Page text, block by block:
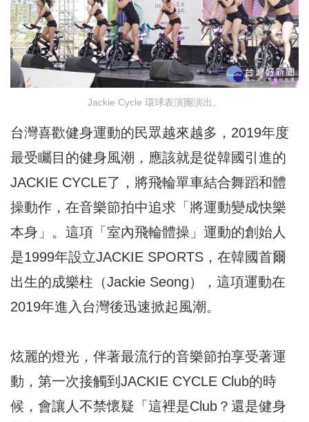
Jackie Cycle 環球表演團演出。
台灣喜歡健身運動的民眾越來越多，2019年度
最受矚目的健身風潮，應該就是從韓國引進的
JACKIE CYCLE了，將飛輪單車結合舞蹈和體
操動作，在音樂節拍中追求「將運動變成快樂
本身」。這項「室內飛輪體操」運動的創始人
是1999年設立JACKIE SPORTS，在韓國首爾
出生的成樂柱（Jackie Seong），這項運動在
2019年進入台灣後迅速掀起風潮。
炫麗的燈光，伴著最流行的音樂節拍享受著運
動，第一次接觸到JACKIE CYCLE Club的時
候，會讓人不禁懷疑「這裡是Club？還是健身